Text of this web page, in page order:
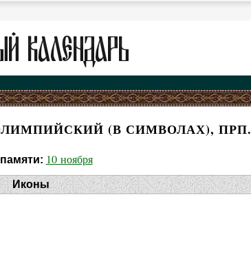
(В СИМВОЛАХ), ПРП.
10 ноября
Иконы